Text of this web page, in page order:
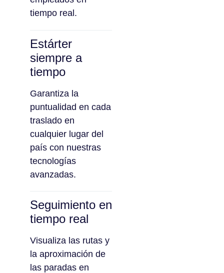
tiempo real.
Estárter
siempre a
tiempo
Garantiza la
puntualidad en cada
traslado en
cualquier lugar del
país con nuestras
tecnologías
avanzadas.
Seguimiento en
tiempo real
Visualiza las rutas y
la aproximación de
las paradas en